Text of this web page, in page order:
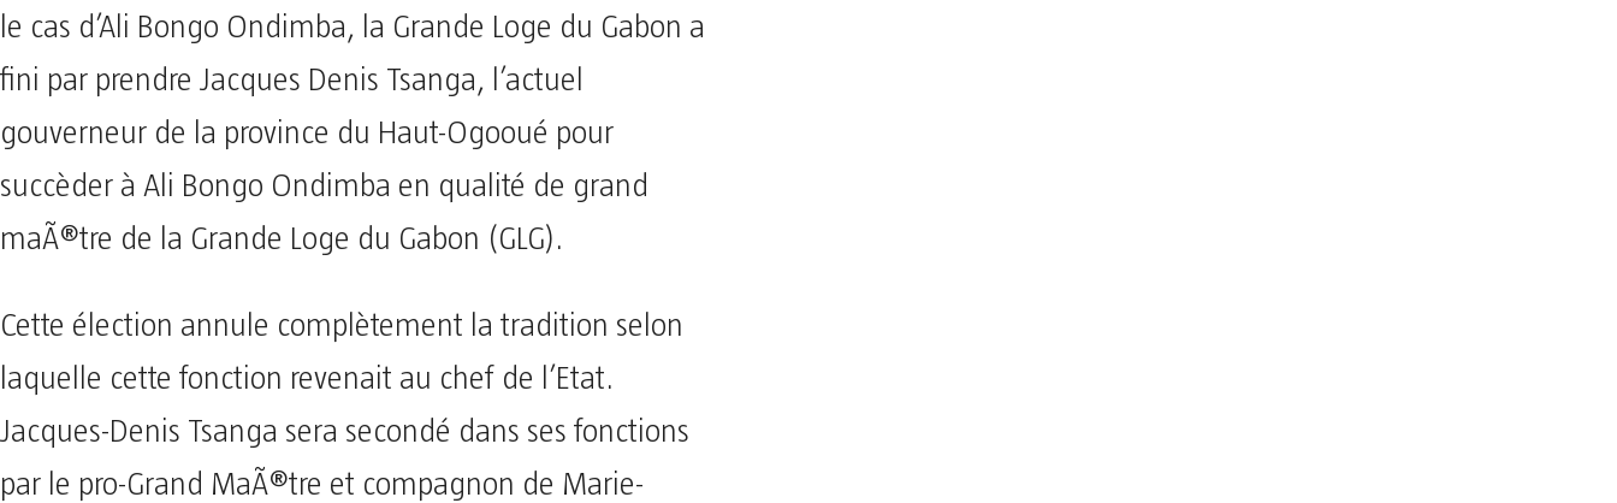
le cas d’Ali Bongo Ondimba, la Grande Loge du Gabon a
fini par prendre Jacques Denis Tsanga, l’actuel
gouverneur de la province du Haut-Ogooué pour
succèder à Ali Bongo Ondimba en qualité de grand
maÃ®tre de la Grande Loge du Gabon (GLG).
Cette élection annule complètement la tradition selon
laquelle cette fonction revenait au chef de l’Etat.
Jacques-Denis Tsanga sera secondé dans ses fonctions
par le pro-Grand MaÃ®tre et compagnon de Marie-